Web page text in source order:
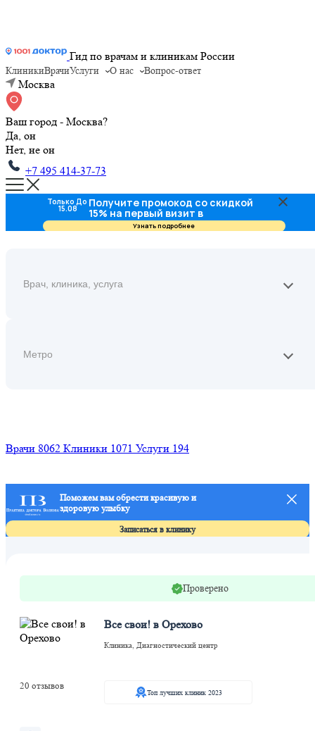
Гид по врачам и клиникам России
КлиникиВрачиУслуги О нас Вопрос-ответ
Москва
Ваш город - Москва?
Да, он
Нет, не он
+7 495 414-37-73
Врачи 8062 Клиники 1071 Услуги 194
Поможем вам обрести красивую и
здоровую улыбку
Записаться в клинику
Проверено
Все свои! в Орехово
Клиника, Диагностический центр
20 отзывов
Топ лучших клиник 2023
Только До
15.08 Получите промокод со скидкой
15% на первый визит в
стоматологию
Узнать подробнее